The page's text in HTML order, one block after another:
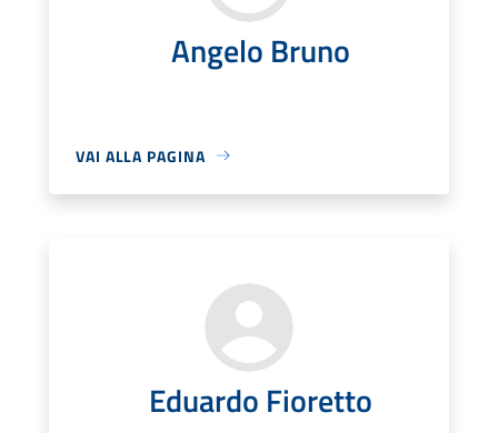
Angelo Bruno
VAI ALLA PAGINA
Eduardo Fioretto